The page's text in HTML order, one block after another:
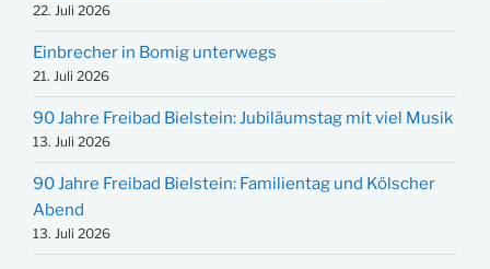
22. Juli 2026
Einbrecher in Bomig unterwegs
21. Juli 2026
90 Jahre Freibad Bielstein: Jubiläumstag mit viel Musik
13. Juli 2026
90 Jahre Freibad Bielstein: Familientag und Kölscher
Abend
13. Juli 2026